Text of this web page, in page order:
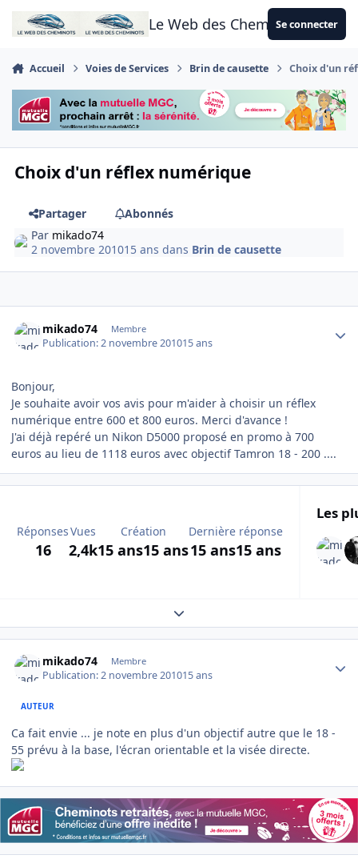
Aller au contenu
Le Web des CheminotsSe connecter
Accueil Voies de Services Brin de causette Choix d'un
Choix d'un réflex numérique
Partager
Abonnés
Par mikado74
2 novembre 201015 ans dans Brin de causette
mikado74 Membre
Publication:2 novembre 201015 ans
Bonjour,
Je souhaite avoir vos avis pour m'aider à choisir un réflex
numérique entre 600 et 800 euros. Merci d'avance !
J'ai déjà repéré un Nikon D5000 proposé en promo à 700
euros au lieu de 1118 euros avec objectif Tamron 18 - 200 ....
Réponses
16
Vues
2,4k
Création
15 ans15 ans
Dernière réponse
15 ans15 ans
Les
Expand topic overview
mikado74 Membre
Publication:2 novembre 201015 ans
AUTEUR
Ca fait envie ... je note en plus d'un objectif autre que le 18 -
55 prévu à la base, l'écran orientable et la visée directe.